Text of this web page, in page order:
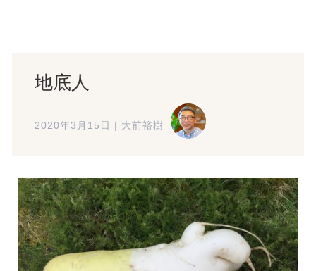
地底人
2020年3月15日 大前裕樹